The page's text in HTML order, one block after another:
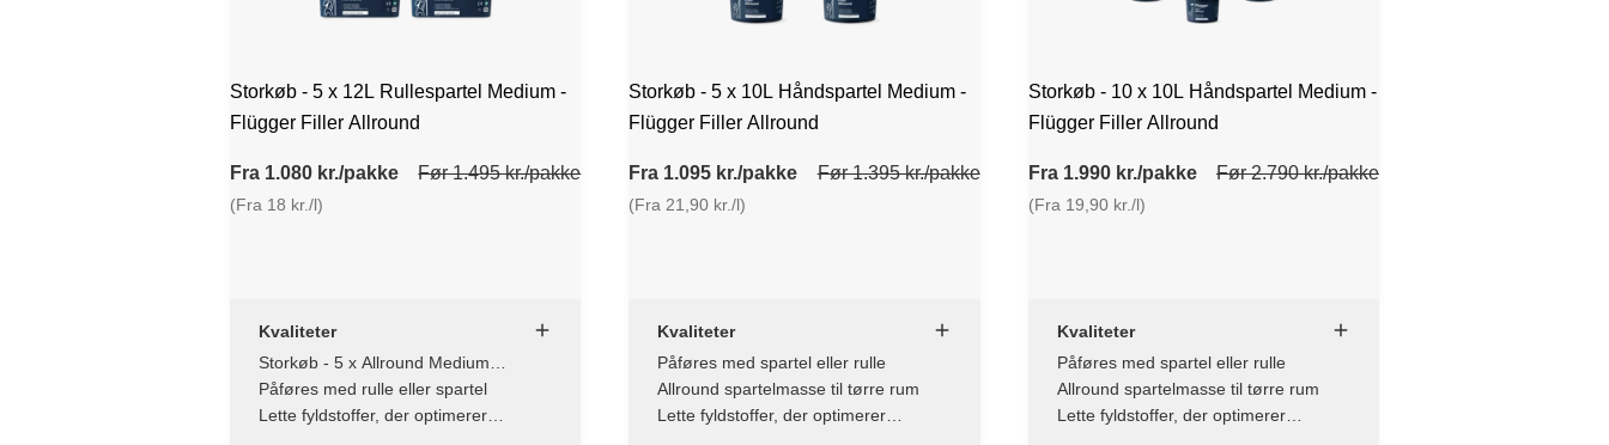
Storkøb - 5 x 12L Rullespartel Medium -
Flügger Filler Allround
Fra 1.080 kr./pakke
(Fra 18 kr./l)
Før 1.495 kr./pakke
Kvaliteter
Storkøb - 5 x Allround Medium
Rullespartel
Påføres med rulle eller spartel
Lette fyldstoffer, der optimerer
Storkøb - 5 x 10L Håndspartel Medium -
Flügger Filler Allround
Fra 1.095 kr./pakke
(Fra 21,90 kr./l)
Før 1.395 kr./pakke
Kvaliteter
Påføres med spartel eller rulle
Allround spartelmasse til tørre rum
Lette fyldstoffer, der optimerer
Storkøb - 10 x 10L Håndspartel Medium -
Flügger Filler Allround
Fra 1.990 kr./pakke
(Fra 19,90 kr./l)
Før 2.790 kr./pakke
Kvaliteter
Påføres med spartel eller rulle
Allround spartelmasse til tørre rum
Lette fyldstoffer, der optimerer